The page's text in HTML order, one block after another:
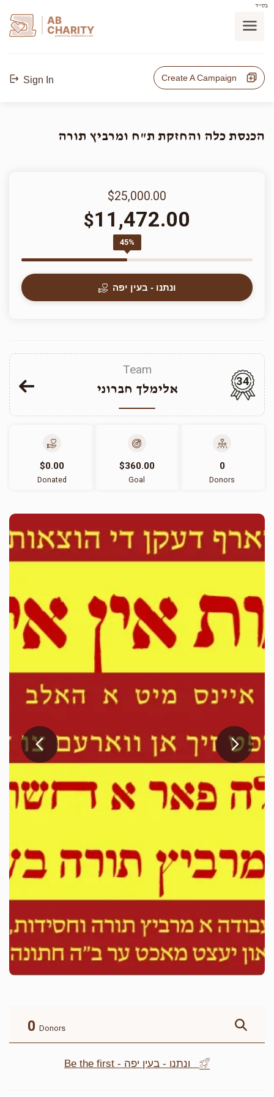
בס"ד
AB
CHARITY
powerd by ahblicklive.com
Sign In Create A Campaign
הכנסת כלה והחזקת ת"ח ומרביץ תורה
$25,000.00
$11,472.00
45%
ונתנו - בעין יפה
Team
אלימלך חברוני
34
$0.00
Donated
$360.00
Goal
0
Donors
0 Donors